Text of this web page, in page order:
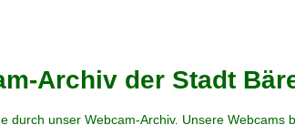
Archiv der Stadt
unser Webcam-Archiv. Unsere